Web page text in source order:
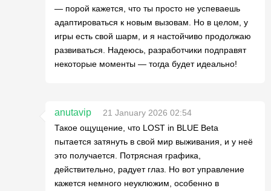
— порой кажется, что ты просто не успеваешь
адаптироваться к новым вызовам. Но в целом, у
игры есть свой шарм, и я настойчиво продолжаю
развиваться. Надеюсь, разработчики подправят
некоторые моменты — тогда будет идеально!
anutavip
21 January 2026 02:54
Такое ощущение, что LOST in BLUE Beta
пытается затянуть в свой мир выживания, и у неё
это получается. Потрясная графика,
действительно, радует глаз. Но вот управление
кажется немного неуклюжим, особенно в